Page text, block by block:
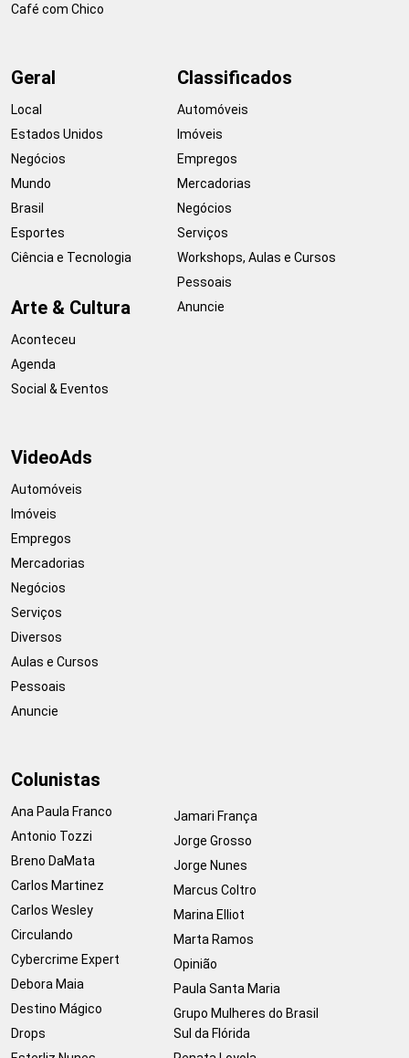
Café com Chico
Geral
Local
Estados Unidos
Negócios
Mundo
Brasil
Esportes
Ciência e Tecnologia
Arte & Cultura
Aconteceu
Agenda
Social & Eventos
Classificados
Automóveis
Imóveis
Empregos
Mercadorias
Negócios
Serviços
Workshops, Aulas e Cursos
Pessoais
Anuncie
VideoAds
Automóveis
Imóveis
Empregos
Mercadorias
Negócios
Serviços
Diversos
Aulas e Cursos
Pessoais
Anuncie
Colunistas
Ana Paula Franco
Antonio Tozzi
Breno DaMata
Carlos Martinez
Carlos Wesley
Circulando
Cybercrime Expert
Debora Maia
Destino Mágico
Drops
Jamari França
Jorge Grosso
Jorge Nunes
Marcus Coltro
Marina Elliot
Marta Ramos
Opinião
Paula Santa Maria
Grupo Mulheres do Brasil
Sul da Flórida